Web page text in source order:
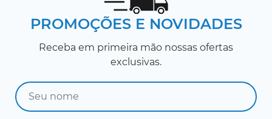
PROMOÇÕES E NOVIDADES
Receba em primeira mão nossas ofertas
exclusivas.